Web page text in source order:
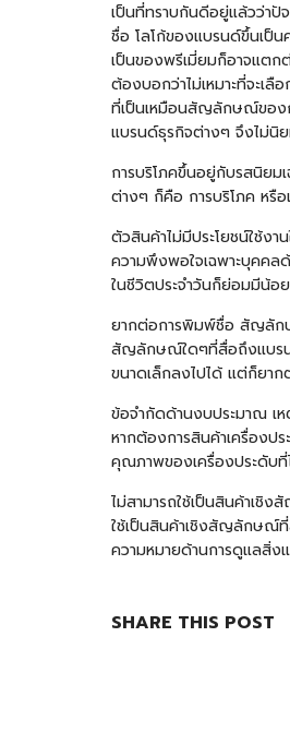
เป็นที่ทราบกันดีอยู่แล้วว่าปั
ชื่อ โลโก้ของแบรนด์ขึ้นเป็น
เป็นของพรีเมี่ยมก็อาจแตก
ต้องบอกว่าไม่เหมาะที่จะเ
ที่เป็นเหมือนสัญลักษณ์ของก
แบรนด์ธุรกิจต่างๆ จึงไม่นิ
การบริโภคขึ้นอยู่กับรสนิยม
ต่างๆ ก็คือ การบริโภค หรื
ตัวสินค้าไม่มีประโยชน์ใช้ง
ความพึงพอใจเฉพาะบุคคล
ในชีวิตประจำวันก็ย่อมมีน้อ
ยากต่อการพิมพ์ชื่อ สัญลักษ
สัญลักษณ์ใดๆที่สื่อถึงแบรน
ขนาดเล็กลงไปได้ แต่ก็ยาก
ข้อจำกัดด้านงบประมาณ เห
หากต้องการสินค้าเครื่องป
คุณภาพของเครื่องประดับที่
ไม่สามารถใช้เป็นสินค้าเชิ
ใช้เป็นสินค้าเชิงสัญลักษณ์
ความหมายด้านการดูแลสิ่ง
SHARE THIS POST